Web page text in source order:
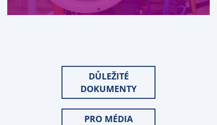
DŮLEŽITÉ
DOKUMENTY
PRO MÉDIA